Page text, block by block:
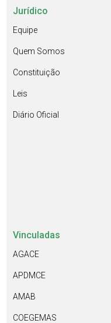
Jurídico
Equipe
Quem Somos
Constituição
Leis
Diário Oficial
Vinculadas
AGACE
APDMCE
AMAB
COEGEMAS